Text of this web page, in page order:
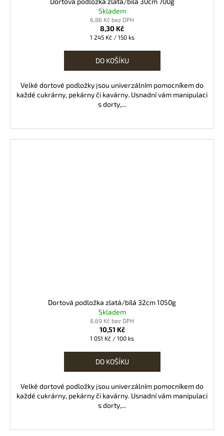
Skladem
6,86 Kč bez DPH
8,30 Kč
Měrná
1 245 Kč / 150 ks
DO KOŠÍKU
Velké dortové podložky jsou univerzálním pomocníkem do
každé cukrárny, pekárny či kavárny. Usnadní vám manipulaci
s dorty,...
Dortová podložka zlatá/bílá 32cm 1050g
Skladem
8,69 Kč bez DPH
10,51 Kč
Měrná
1 051 Kč / 100 ks
DO KOŠÍKU
Velké dortové podložky jsou univerzálním pomocníkem do
každé cukrárny, pekárny či kavárny. Usnadní vám manipulaci
s dorty,...